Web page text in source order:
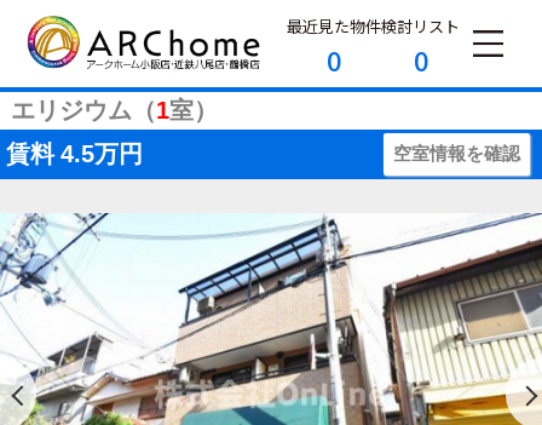
最近見た物件
0
検討リスト
0
エリジウム（1室）
賃料 4.5万円 空室情報を確認